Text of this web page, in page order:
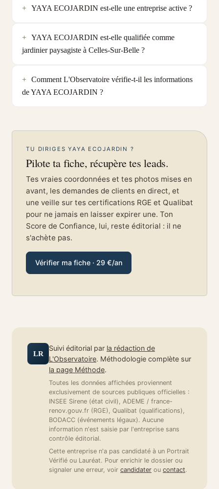
YAYA ECOJARDIN est-elle une entreprise active ?
YAYA ECOJARDIN est-elle qualifiée comme
jardinier paysagiste à Celles-Sur-Belle ?
Comment L'Observatoire vérifie-t-il les informations
de YAYA ECOJARDIN ?
TU DIRIGES YAYA ECOJARDIN ?
Pilote ta fiche, récupère tes leads.
Tes vraies coordonnées et tes photos mises en
avant, les demandes de clients en direct, et
une veille sur tes certifications RGE et Qualibat
pour ne jamais en laisser expirer une. Ton
Score de Confiance, lui, reste éditorial : il ne
s'achète pas.
Vérifier ma fiche · 29 €/an
LR
Suivi éditorial par la rédaction de
L'Observatoire. Méthodologie complète sur
la page Méthode.
Toutes les données affichées proviennent
exclusivement de sources publiques officielles :
INSEE Sirene (état civil), ADEME / france-
renov.gouv.fr (RGE), Qualibat (qualifications),
BODACC (événements légaux). Aucune
information n'est saisie par l'entreprise sans
contrôle éditorial.
Cette entreprise n'a pas candidaté à un Portrait
Vérifié ou Lauréat. Pour enrichir le dossier ou
signaler une erreur, voir candidater ou contact.